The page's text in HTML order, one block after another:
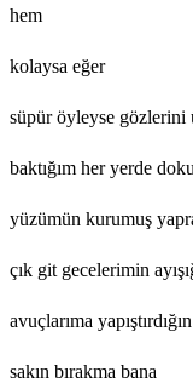
hem
kolaysa eğer
süpür öyleyse gözlerini
baktığım her yerde
yüzümün kurumuş
çık git gecelerimin
avuçlarıma
sakın bırakma bana